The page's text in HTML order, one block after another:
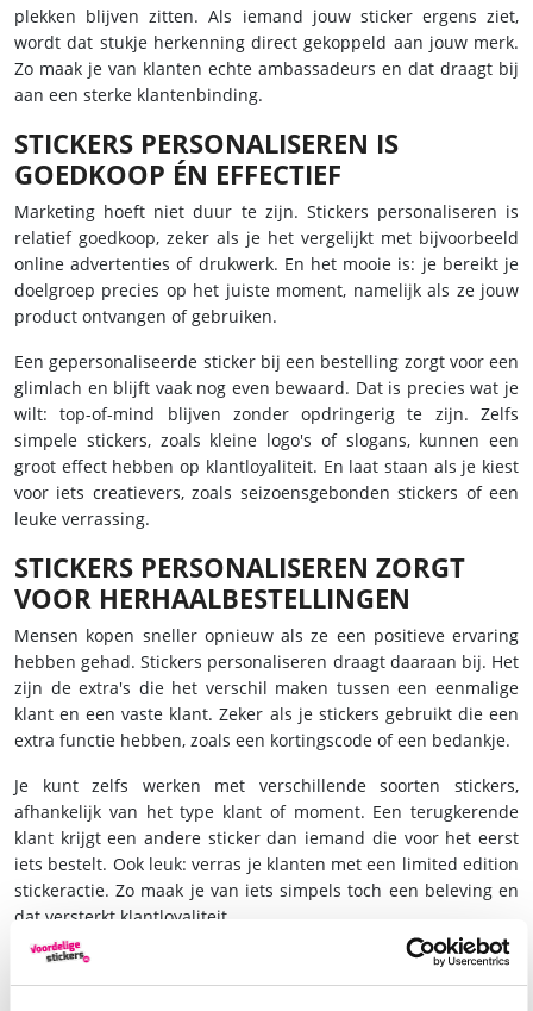
plekken blijven zitten. Als iemand jouw sticker ergens ziet,
wordt dat stukje herkenning direct gekoppeld aan jouw merk.
Zo maak je van klanten echte ambassadeurs en dat draagt bij
aan een sterke klantenbinding.
STICKERS PERSONALISEREN IS
GOEDKOOP ÉN EFFECTIEF
Marketing hoeft niet duur te zijn. Stickers personaliseren is
relatief goedkoop, zeker als je het vergelijkt met bijvoorbeeld
online advertenties of drukwerk. En het mooie is: je bereikt je
doelgroep precies op het juiste moment, namelijk als ze jouw
product ontvangen of gebruiken.
Een gepersonaliseerde sticker bij een bestelling zorgt voor een
glimlach en blijft vaak nog even bewaard. Dat is precies wat je
wilt: top-of-mind blijven zonder opdringerig te zijn. Zelfs
simpele stickers, zoals kleine logo's of slogans, kunnen een
groot effect hebben op klantloyaliteit. En laat staan als je kiest
voor iets creatievers, zoals seizoensgebonden stickers of een
leuke verrassing.
STICKERS PERSONALISEREN ZORGT
VOOR HERHAALBESTELLINGEN
Mensen kopen sneller opnieuw als ze een positieve ervaring
hebben gehad. Stickers personaliseren draagt daaraan bij. Het
zijn de extra's die het verschil maken tussen een eenmalige
klant en een vaste klant. Zeker als je stickers gebruikt die een
extra functie hebben, zoals een kortingscode of een bedankje.
Je kunt zelfs werken met verschillende soorten stickers,
afhankelijk van het type klant of moment. Een terugkerende
klant krijgt een andere sticker dan iemand die voor het eerst
iets bestelt. Ook leuk: verras je klanten met een limited edition
stickeractie. Zo maak je van iets simpels toch een beleving en
dat versterkt klantloyaliteit.
HET WERKT IN ELKE BRANCHE